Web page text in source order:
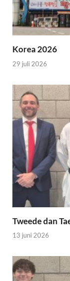
Korea 2026
29 juli 2026
Tweede dan
13 juni 2026